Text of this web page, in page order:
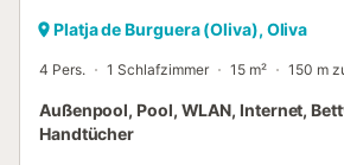
Platja de Burguera (Oliva), Oliva
4 Pers. 1 Schlafzimmer 15 m² 150 m
Außenpool, Pool, WLAN, Internet,
Handtücher